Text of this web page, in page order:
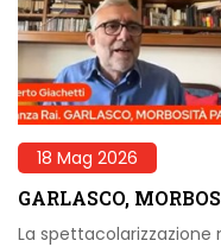
18 Mag 2026
GARLASCO,
La